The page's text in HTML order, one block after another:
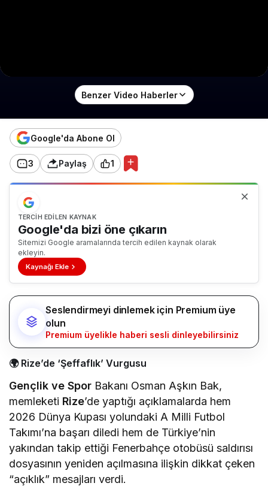
Benzer Video Haberler
Google'da Abone Ol
3 Paylaş 1
TERCIH EDILEN KAYNAK
Google'da bizi öne çıkarın
Sitemizi Google aramalarında tercih edilen kaynak olarak
ekleyin.
Kaynağı Ekle
Seslendirmeyi dinlemek için Premium üye
olun
Premium üyelikle haberi sesli dinleyebilirsiniz
🌍 Rize’de ‘Şeffaflık’ Vurgusu
Gençlik ve Spor Bakanı Osman Aşkın Bak,
memleketi Rize’de yaptığı açıklamalarda hem
2026 Dünya Kupası yolundaki A Milli Futbol
Takımı’na başarı diledi hem de Türkiye’nin
yakından takip ettiği Fenerbahçe otobüsü saldırısı
dosyasının yeniden açılmasına ilişkin dikkat çeken
“açıklık” mesajları verdi.